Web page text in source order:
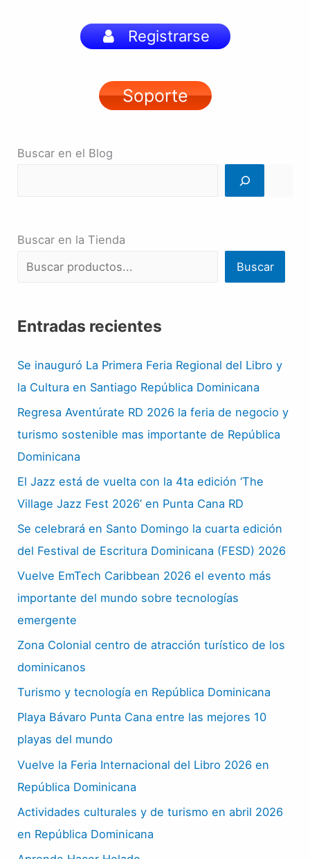
Registrarse
Soporte
Buscar en el Blog
Buscar en la Tienda
Buscar
Entradas recientes
Se inauguró La Primera Feria Regional del Libro y
la Cultura en Santiago República Dominicana
Regresa Aventúrate RD 2026 la feria de negocio y
turismo sostenible mas importante de República
Dominicana
El Jazz está de vuelta con la 4ta edición ‘The
Village Jazz Fest 2026’ en Punta Cana RD
Se celebrará en Santo Domingo la cuarta edición
del Festival de Escritura Dominicana (FESD) 2026
Vuelve EmTech Caribbean 2026 el evento más
importante del mundo sobre tecnologías
emergente
Zona Colonial centro de atracción turístico de los
dominicanos
Turismo y tecnología en República Dominicana
Playa Bávaro Punta Cana entre las mejores 10
playas del mundo
Vuelve la Feria Internacional del Libro 2026 en
República Dominicana
Actividades culturales y de turismo en abril 2026
en República Dominicana